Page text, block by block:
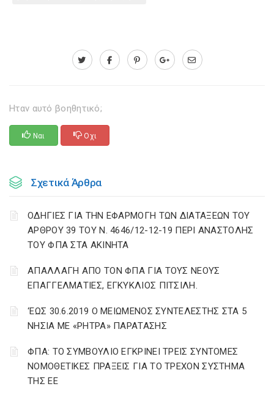
Ηταν αυτό βοηθητικό;
Ναι Οχι
Σχετικά Άρθρα
ΟΔΗΓΙΕΣ ΓΙΑ ΤΗΝ ΕΦΑΡΜΟΓΗ ΤΩΝ ΔΙΑΤΑΞΕΩΝ ΤΟΥ
ΑΡΘΡΟΥ 39 ΤΟΥ Ν. 4646/12-12-19 ΠΕΡΙ ΑΝΑΣΤΟΛΗΣ
ΤΟΥ ΦΠΑ ΣΤΑ ΑΚΙΝΗΤΑ
ΑΠΑΛΛΑΓΗ ΑΠΟ ΤΟΝ ΦΠΑ ΓΙΑ ΤΟΥΣ ΝΕΟΥΣ
ΕΠΑΓΓΕΛΜΑΤΙΕΣ, ΕΓΚΥΚΛΙΟΣ ΠΙΤΣΙΛΗ.
‘ΕΩΣ 30.6.2019 Ο ΜΕΙΩΜΕΝΟΣ ΣΥΝΤΕΛΕΣΤΗΣ ΣΤΑ 5
ΝΗΣΙΑ ΜΕ «ΡΗΤΡΑ» ΠΑΡΑΤΑΣΗΣ
ΦΠΑ: ΤΟ ΣΥΜΒΟΥΛΙΟ ΕΓΚΡΙΝΕΙ ΤΡΕΙΣ ΣΥΝΤΟΜΕΣ
ΝΟΜΟΘΕΤΙΚΕΣ ΠΡΑΞΕΙΣ ΓΙΑ ΤΟ ΤΡΕΧΟΝ ΣΥΣΤΗΜΑ
ΤΗΣ ΕΕ